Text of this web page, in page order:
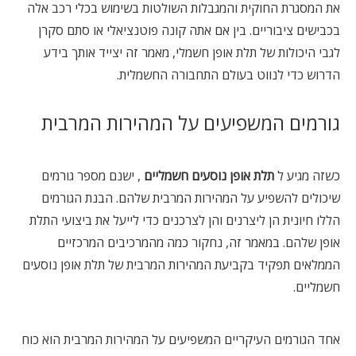
את המסגרת החוקית והמגבלות השולטות בשימוש בכלי רכב אלה
בכבישים ציבוריים. בין אם אתה קונה פוטנציאלי או סתם סקרן
לגבי היכולות של תלת אופן חשמלי, מאמר זה יצייד אותך בידע
הדרוש כדי לנווט בעולם התחבורה החשמלית.
גורמים המשפיעים על המהירות המרבית
כשזה מגיע לתלת אופן נוסעים חשמליים , ישנם מספר גורמים
שיכולים להשפיע על המהירות המרבית שלהם. הבנת הגורמים
הללו חיונית הן ליצרנים והן לצרכנים כדי לייעל את ביצועי התלת
אופן שלהם. במאמר זה, נחקור כמה מהמרכיבים המרכזיים
הממלאים תפקיד בקביעת המהירות המרבית של תלת אופן נוסעים
חשמליים.
אחד הגורמים העיקריים המשפיעים על המהירות המרבית הוא כוח